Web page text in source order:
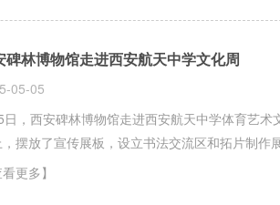
碑林博物馆走进西安航天中学文化周
05-05
，西安碑林博物馆走进西安航天中学体育艺术文化周，为
摆放了宣传展板，设立书法交流区和拓片制作
看更多】